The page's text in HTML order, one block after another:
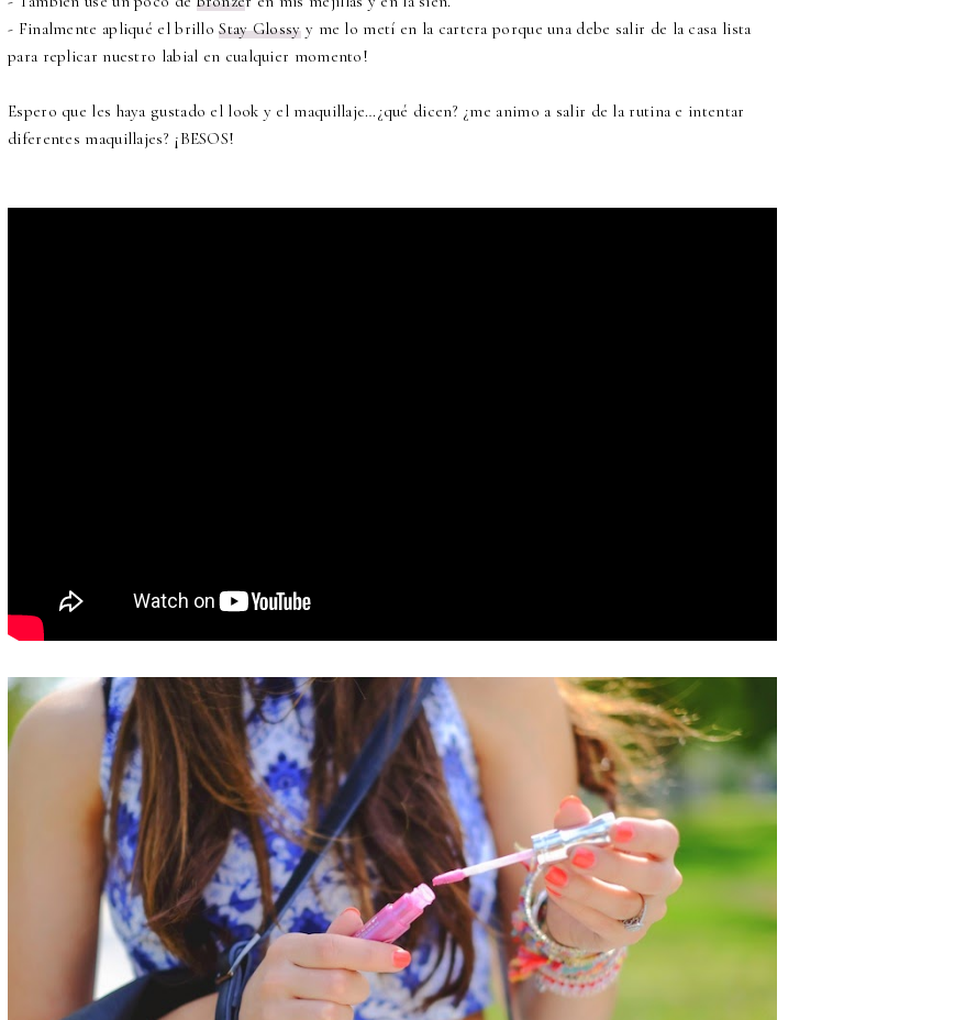
- Finalmente apliqué el brilloStay Glossyy me lo metí en la cartera porque una debe salir de la casa lista
para replicar nuestro labial en cualquier momento!
Espero que les haya gustado el look y el maquillaje…¿qué dicen? ¿me animo a salir de la rutina e intentar
diferentes maquillajes? ¡BESOS!